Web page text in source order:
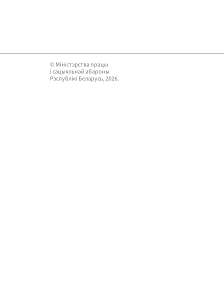
© Мiнiстэрства працы
i сацыяльнай абароны
Рэспублікі Беларусь, 2026.